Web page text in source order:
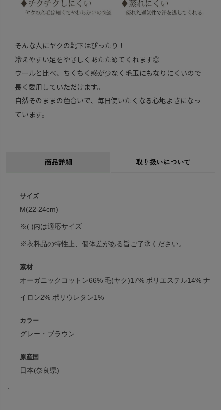
そんな人にヤクの靴下はぴったり！
冷えやすい足をやさしくあたためてくれます◎
ウールと比べ、ちくちく感が少なく毛玉にもなりにくいので
長く愛用していただけます。
自然そのままの色合いで、毎日使いたくなる心地よさになっ
ています。
商品詳細 取り扱いについて
サイズ
M(22-24cm)
※( )内は適応サイズ
※衣料品の特性上、個体差がある旨ご了承ください。
素材
オーガニックコットン66% 毛(ヤク)17% ポリエステル14% ナ
イロン2% ポリウレタン1%
カラー
グレー・ブラウン
原産国
日本(奈良県)